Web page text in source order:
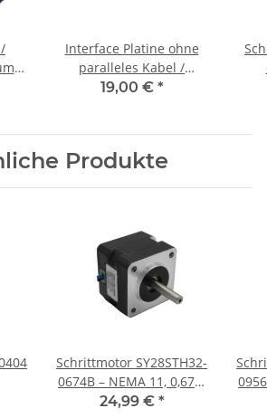
Interface Platine ohne
paralleles Kabel /
Breakout-Board zum
19,00 € *
Produkte
Schrittmotor SY28STH32-
0674B – NEMA 11, 0,67A,
32 mm
24,99 € *